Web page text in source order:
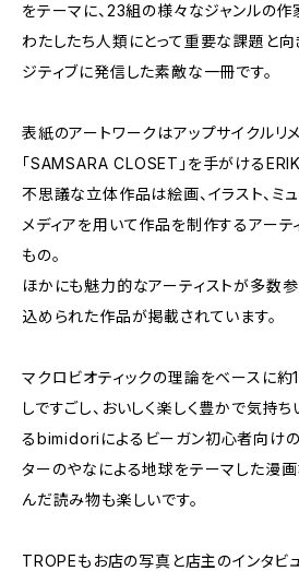
をテーマに、23組の様々なジャンルの作
わたしたち人類にとって重要な課題と向
ジティブに発信した素敵な一冊です。
表紙のアートワークはアップサイクルリ
「SAMSARA CLOSET」を手がける
不思議な立体作品は絵画、イラスト、ミ
メディアを用いて作品を制作するアー
もの。
ほかにも魅力的なアーティストが多数
込められた作品が掲載されています。
マクロビオティックの理論をベースに
しですごし、おいしく楽しく豊かで気持
るbimidoriによるビーガン初心者向けの
ターのやなによる地球をテーマした漫画
んだ読み物も楽しいです。
TROPEもお店の写真と店主のインタビ